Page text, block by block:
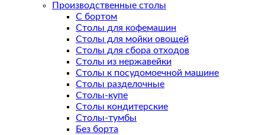
Производственные столы
С бортом
Столы для кофемашин
Столы для мойки овощей
Столы для сбора отходов
Столы из нержавейки
Столы к посудомоечной машине
Столы разделочные
Столы-купе
Столы кондитерские
Столы-тумбы
Без борта